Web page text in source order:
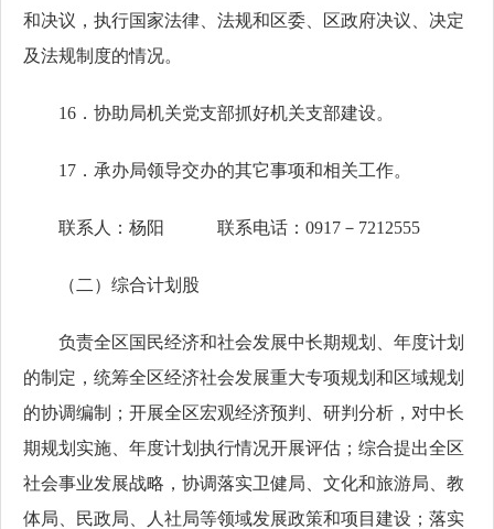
和决议，执行国家法律、法规和区委、区政府决议、决定
及法规制度的情况。
16．协助局机关党支部抓好机关支部建设。
17．承办局领导交办的其它事项和相关工作。
联系人：杨阳 联系电话：0917－7212555
（二）综合计划股
负责全区国民经济和社会发展中长期规划、年度计划
的制定，统筹全区经济社会发展重大专项规划和区域规划
的协调编制；开展全区宏观经济预判、研判分析，对中长
期规划实施、年度计划执行情况开展评估；综合提出全区
社会事业发展战略，协调落实卫健局、文化和旅游局、教
体局、民政局、人社局等领域发展政策和项目建设；落实